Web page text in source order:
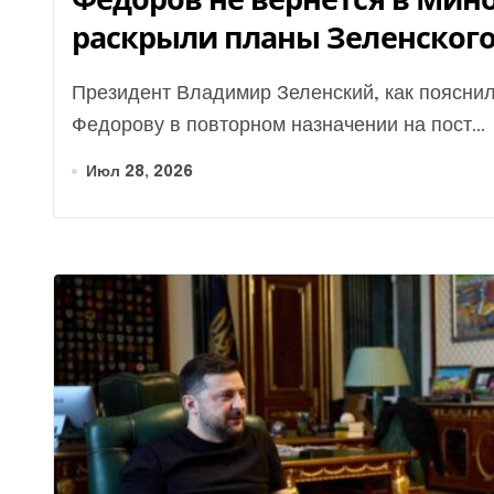
раскрыли планы
Президент Владимир Зеленский, как пояснили осведомленные источники, отказал Михаилу
Федорову в повторном назначении на пост...
Июл 28, 2026